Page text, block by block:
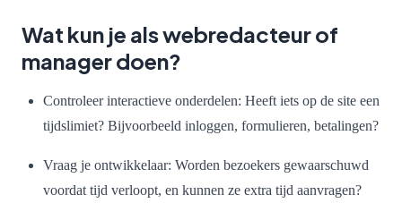
Wat kun je als webredacteur of
manager doen?
Controleer interactieve onderdelen: Heeft iets op de site een
tijdslimiet? Bijvoorbeeld inloggen, formulieren, betalingen?
Vraag je ontwikkelaar: Worden bezoekers gewaarschuwd
voordat tijd verloopt, en kunnen ze extra tijd aanvragen?